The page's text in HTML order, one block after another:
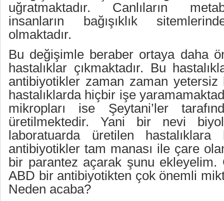
uğratmaktadır. Canlıların
insanların bağışıklık
olmaktadır.
Bu değişimle beraber ortaya daha
hastalıklar çıkmaktadır. Bu
antibiyotikler zaman zaman yetersiz
hastalıklarda hiçbir işe
mikropları ise Şeytani’ler
üretilmektedir. Yani bir nevi
laboratuarda üretilen hastalıklara
antibiyotikler tam manası ile çare
bir parantez açarak şunu ekleyelim.
ABD bir antibiyotikten çok önemli
Neden acaba?